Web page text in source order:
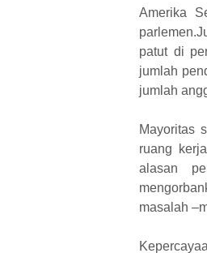
Amerika
patut di
jumlah
jumlah
Mayoritas
ruang
alasan
masalah